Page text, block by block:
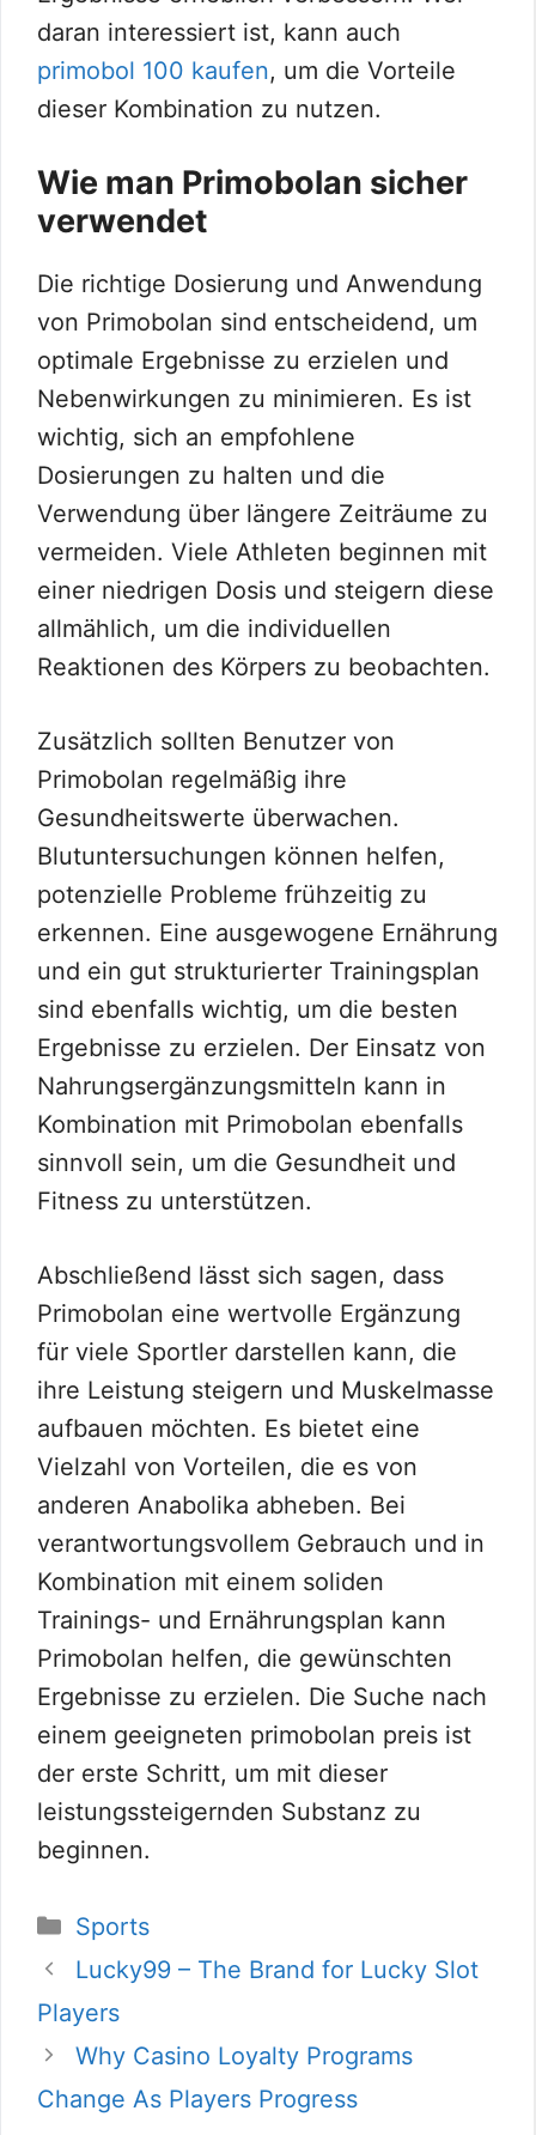
daran interessiert ist, kann auch
primobol 100 kaufen, um die Vorteile
dieser Kombination zu nutzen.
Wie man Primobolan sicher
verwendet
Die richtige Dosierung und Anwendung
von Primobolan sind entscheidend, um
optimale Ergebnisse zu erzielen und
Nebenwirkungen zu minimieren. Es ist
wichtig, sich an empfohlene
Dosierungen zu halten und die
Verwendung über längere Zeiträume zu
vermeiden. Viele Athleten beginnen mit
einer niedrigen Dosis und steigern diese
allmählich, um die individuellen
Reaktionen des Körpers zu beobachten.
Zusätzlich sollten Benutzer von
Primobolan regelmäßig ihre
Gesundheitswerte überwachen.
Blutuntersuchungen können helfen,
potenzielle Probleme frühzeitig zu
erkennen. Eine ausgewogene Ernährung
und ein gut strukturierter Trainingsplan
sind ebenfalls wichtig, um die besten
Ergebnisse zu erzielen. Der Einsatz von
Nahrungsergänzungsmitteln kann in
Kombination mit Primobolan ebenfalls
sinnvoll sein, um die Gesundheit und
Fitness zu unterstützen.
Abschließend lässt sich sagen, dass
Primobolan eine wertvolle Ergänzung
für viele Sportler darstellen kann, die
ihre Leistung steigern und Muskelmasse
aufbauen möchten. Es bietet eine
Vielzahl von Vorteilen, die es von
anderen Anabolika abheben. Bei
verantwortungsvollem Gebrauch und in
Kombination mit einem soliden
Trainings- und Ernährungsplan kann
Primobolan helfen, die gewünschten
Ergebnisse zu erzielen. Die Suche nach
einem geeigneten primobolan preis ist
der erste Schritt, um mit dieser
leistungssteigernden Substanz zu
beginnen.
Categories
Sports
Lucky99 – The Brand for Lucky Slot
Players
Why Casino Loyalty Programs
Change As Players Progress